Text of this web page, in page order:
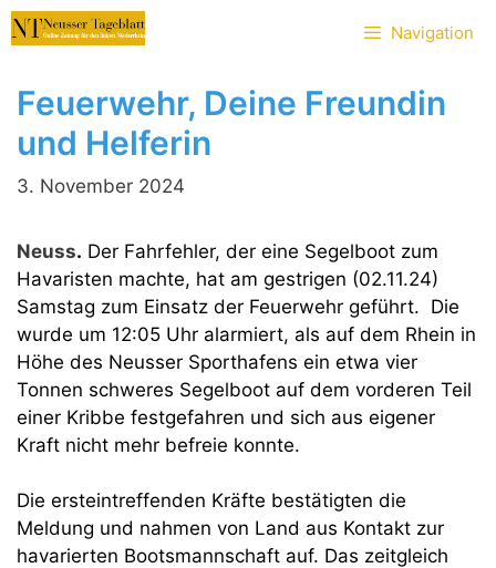
Zum
Inhalt
Navigation
Feuerwehr, Deine Freundin
und Helferin
3. November 2024
Neuss. Der Fahrfehler, der eine Segelboot zum
Havaristen machte, hat am gestrigen (02.11.24)
Samstag zum Einsatz der Feuerwehr geführt. Die
wurde um 12:05 Uhr alarmiert, als auf dem Rhein in
Höhe des Neusser Sporthafens ein etwa vier
Tonnen schweres Segelboot auf dem vorderen Teil
einer Kribbe festgefahren und sich aus eigener
Kraft nicht mehr befreie konnte.
Die ersteintreffenden Kräfte bestätigten die
Meldung und nahmen von Land aus Kontakt zur
havarierten Bootsmannschaft auf. Das zeitgleich